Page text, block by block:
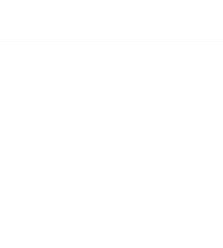
konten